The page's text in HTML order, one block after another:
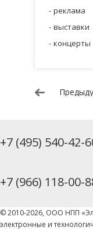
реклама
выставки
концерты
+7 (495) 540-42-
+7 (966) 118-00-
© 2010-2026, ООО НПП
электронные и